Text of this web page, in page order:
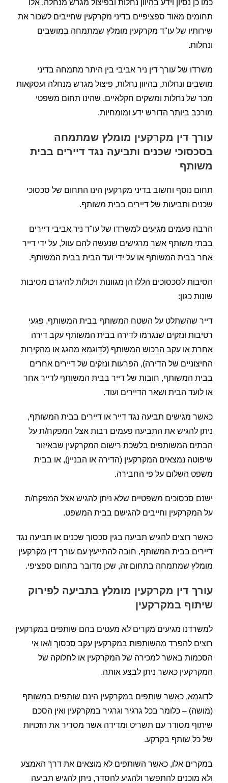
כמו כן נסיון וידע בהיוון נחלות ובפיצול מגרש מנחלה, אלו
תחומים מאוד ספציפיים בדיני מקרקעין שחייבים לשכור את
שירותיו של עו"ד מקרקעין מומלץ שמתמחה במושבים
ונחלות.
משרדו של עורך דין ניר אביבי בין היתר מתמחה בדיני
מושבים ונחלות, בהיוון נחלות, פיצול מגרש מנחלה ועסקאות
מכר של נחלות ומשקים חקלאיים, שהינו תחום משפטי
מורכב ביותר הדורש ידע ומומחיות.
עורך דין מקרקעין מומלץ שמתמחה
בסכסוכי שכנים ותביעה נגד דיירים בבית
משותף
תחום נוסף וחשוב בדיני מקרקעין הינו התחום של סכסוכי
שכנים ותביעות של דיירים בבית משותף.
הרבה פעמים מגיעים למשרדו של עו"ד ניר אביבי דיירים
בבתי משותף אשר מרגישים שנעשה להם עוול, על ידי דייר
אחר בבית המשותף או על ידי ועד הבית בבית המשותף.
הסיבות לסכסוכים הללו הן מגוונות ויכולות להיגרם מסיבות
שונות כגון:
דייר שהשתלט על השטח המשותף בבית המשותף, פגעי
רטיבות ונזקים שנגרמו לדירה בבית המשותף עקב דירה
אחרת או עקב הרכוש המשותף (לדוגמא מהגג או מהקירות
החיצוניים של הדירה), הפרעות ונזקים של דיירים אחרים
בבית המשותף, חובות של דייר בבית המשותף לדייר אחר
או לועד הבית ושאר הדיירים ועוד.
כאשר מגישים תביעה נגד דייר או דיירים בבית המשותף,
ניתן להגיש את התביעה פעמים רבות אצל המפקח/ת על
הבתים המשותפים בלשכת רישום המקרקעין שבאיזור
שיפוטה נמצאים המקרקעין (הדירה או הבניין), או בבית
משפט השלום על פי החבירה.
ישנם סכסוכים משפטיים שלא ניתן להגיש אצל המפקח/ת
על המקרקעין וחייבים להגישם בבית המשפט.
כאשר רוצים להגיש תביעה בגין סכסוך שכנים או תביעה נגד
דיירים בבית המשותף, חובה להתייעץ עם עורך דין מקרקעין
מומלץ שמתמחה בתחום זה, שכן מדובר בתחום ספציפי.
עורך דין מקרקעין מומלץ בתביעה לפירוק
שיתוף במקרקעין
למשרדנו מגיעים מקרים לא מעטים בהם שותפים במקרקעין
רוצים להפרד מהשותפות במקרקעין עקב סכסוך ו/או אי
הסכמות באשר למכירה של המקרקעין או לחלוקה של
המקרקעין כאשר ניתן לבצע אותה.
לדוגמא, כאשר שותפים במקרקעין הינם שותפים במשותף
(מושה) – כלומר בכל גרגיר וגרגיר במקרקעין ואין הסכם
שיתוף מסודר עם תשריט ומדידה אשר מסדיר את הזכויות
של כל שותף בקרקע.
במקרים אלו, כאשר השותפים לא מוצאים את דרך האמצע
ולא מוכנים להתפשר ולהגיע להסדר, ניתן להגיש תביעה